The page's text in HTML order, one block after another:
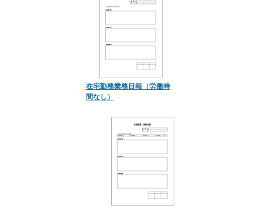
在宅勤務業務日報（労働時
間なし）